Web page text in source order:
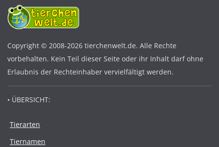
Copyright © 2008-2026 tierchenwelt.de. Alle Rechte
vorbehalten. Kein Teil dieser Seite oder ihr Inhalt darf ohne
Erlaubnis der Rechteinhaber vervielfältigt werden.
• ÜBERSICHT:
Tierarten
Tiernamen